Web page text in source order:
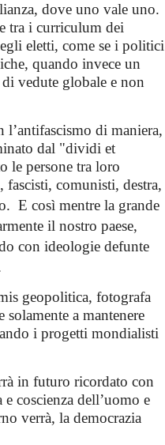
dove uno vale uno.
tra i curriculum dei
eletti, come se i politici
quando invece un
vedute globale e non
di maniera,
dal "dividi et
le persone tra loro
comunisti, destra,
E così mentre la grande
il nostro paese,
con ideologie defunte
geopolitica, fotografa
a mantenere
i progetti mondialisti
in futuro ricordato con
coscienza dell’uomo e
verrà, la democrazia